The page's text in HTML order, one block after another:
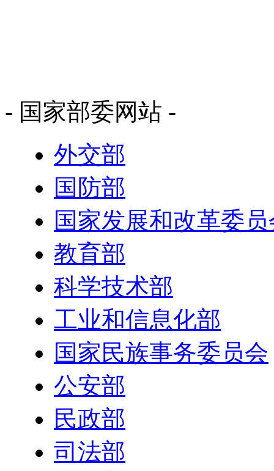
- 国家部委网站 -
外交部
国防部
国家发展和改革委
教育部
科学技术部
工业和信息化部
国家民族事务委员会
公安部
民政部
司法部